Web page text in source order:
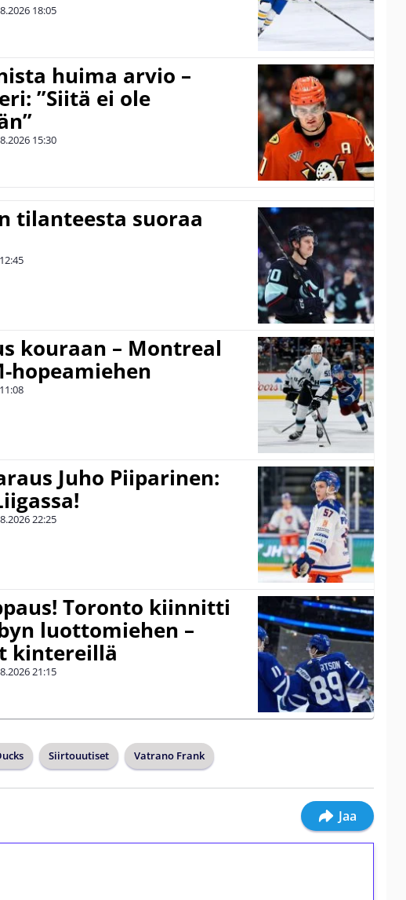
18:05
huima arvio –
”Siitä ei ole
15:30
tilanteesta suoraa
12:45
kouraan – Montreal
11:08
Juho Piiparinen:
22:25
Toronto kiinnitti
luottomiehen –
kintereillä
21:15
Siirtouutiset Vatrano Frank
Jaa